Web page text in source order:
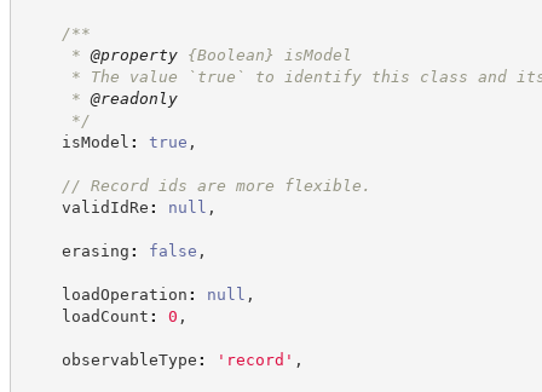
/**
* @property {Boolean}
isModel
* The value `true` to identify this class and its
* @readonly
*/
isModel : true ,
// Record ids are more flexible.
validIdRe : null ,
erasing : false ,
loadOperation : null ,
loadCount : 0 ,
observableType : ' record ' ,